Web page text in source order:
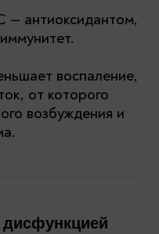
— антиоксидантом,
воспаление,
от которого
возбуждения и
дисфункцией